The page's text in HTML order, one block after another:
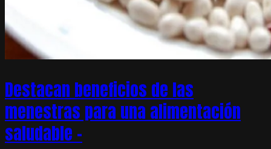
Destacan beneficios de las
menestras para una alimentación
saludable –